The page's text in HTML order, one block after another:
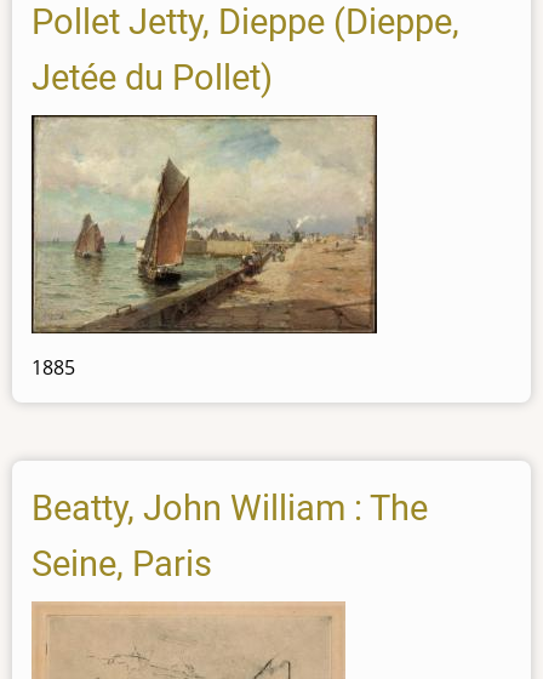
Pollet Jetty, Dieppe (Dieppe,
Jetée du Pollet)
1885
Beatty, John William : The
Seine, Paris